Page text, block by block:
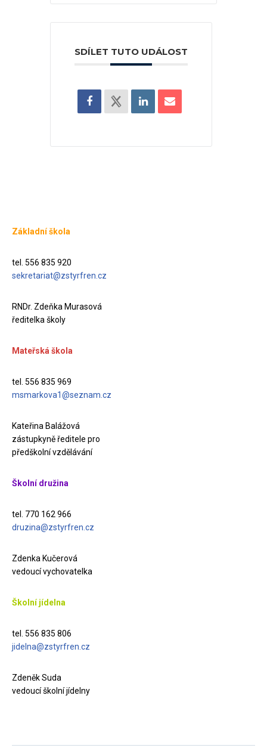
SDÍLET TUTO UDÁLOST
Základní škola
tel. 556 835 920
sekretariat@zstyrfren.cz
RNDr. Zdeňka Murasová
ředitelka školy
Mateřská škola
tel. 556 835 969
msmarkova1@seznam.cz
Kateřina Balážová
zástupkyně ředitele pro
předškolní vzdělávání
Školní družina
tel. 770 162 966
druzina@zstyrfren.cz
Zdenka Kučerová
vedoucí vychovatelka
Školní jídelna
tel. 556 835 806
jidelna@zstyrfren.cz
Zdeněk Suda
vedoucí školní jídelny